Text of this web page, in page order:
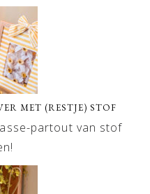
MET (RESTJE) STOF
partout van stof